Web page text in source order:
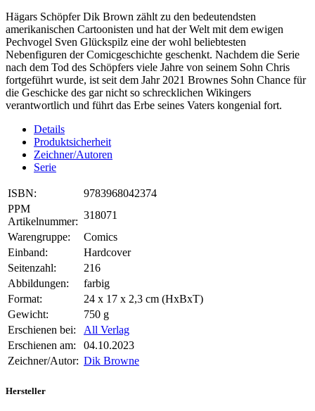
Hägars Schöpfer Dik Brown zählt zu den bedeutendsten
amerikanischen Cartoonisten und hat der Welt mit dem ewigen
Pechvogel Sven Glückspilz eine der wohl beliebtesten
Nebenfiguren der Comicgeschichte geschenkt. Nachdem die Serie
nach dem Tod des Schöpfers viele Jahre von seinem Sohn Chris
fortgeführt wurde, ist seit dem Jahr 2021 Brownes Sohn Chance für
die Geschicke des gar nicht so schrecklichen Wikingers
verantwortlich und führt das Erbe seines Vaters kongenial fort.
Details
Produktsicherheit
Zeichner/Autoren
Serie
ISBN:
9783968042374
PPM
Artikelnummer:
318071
Warengruppe:
Comics
Einband:
Hardcover
Seitenzahl:
216
Abbildungen:
farbig
Format:
24 x 17 x 2,3 cm (HxBxT)
Gewicht:
750 g
Erschienen bei:
All Verlag
Erschienen am:
04.10.2023
Zeichner/Autor: Dik Browne
Hersteller